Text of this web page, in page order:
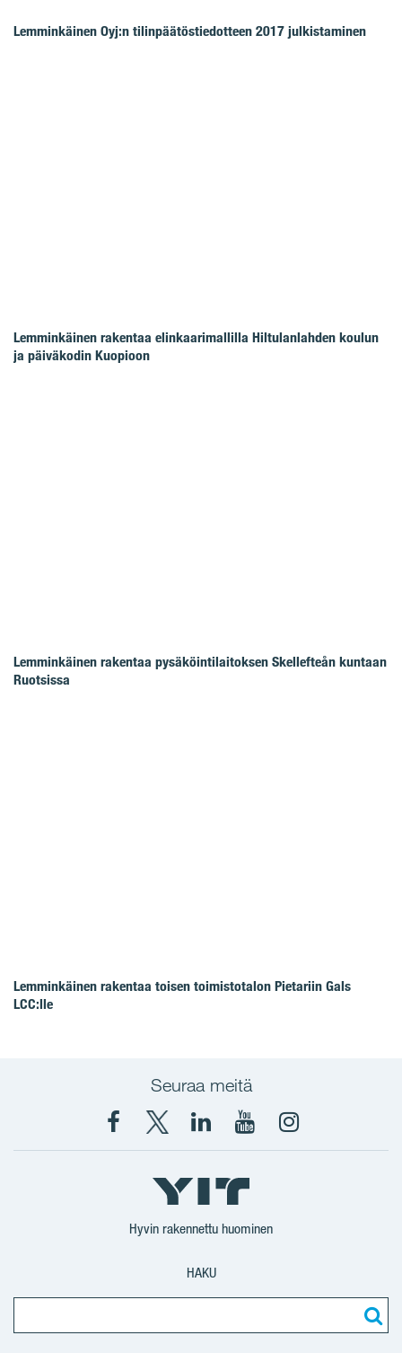
Lemminkäinen Oyj:n tilinpäätöstiedotteen 2017 julkistaminen
Lemminkäinen rakentaa elinkaarimallilla Hiltulanlahden koulun
ja päiväkodin Kuopioon
Lemminkäinen rakentaa pysäköintilaitoksen Skellefteån kuntaan
Ruotsissa
Lemminkäinen rakentaa toisen toimistotalon Pietariin Gals
LCC:lle
Seuraa meitä
Facebook
X
YIT
Suomi
YIT
Corporation
YIT
Corporation
Instagram
Hyvin rakennettu huominen
HAKU